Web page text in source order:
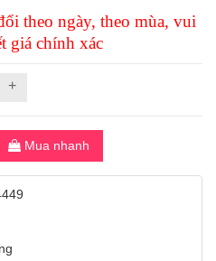
theo ngày, theo mùa, vui
giá chính xác
+
Mua nhanh